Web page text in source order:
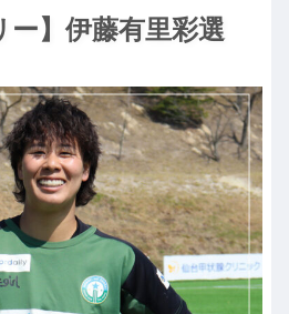
ー】伊藤有里彩選